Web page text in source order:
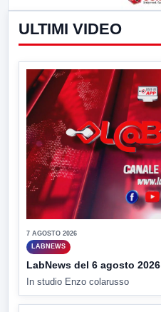
ULTIMI VIDEO
7 AGOSTO 2026
LABNEWS
LabNews del 6 agosto 2026
In studio Enzo colarusso